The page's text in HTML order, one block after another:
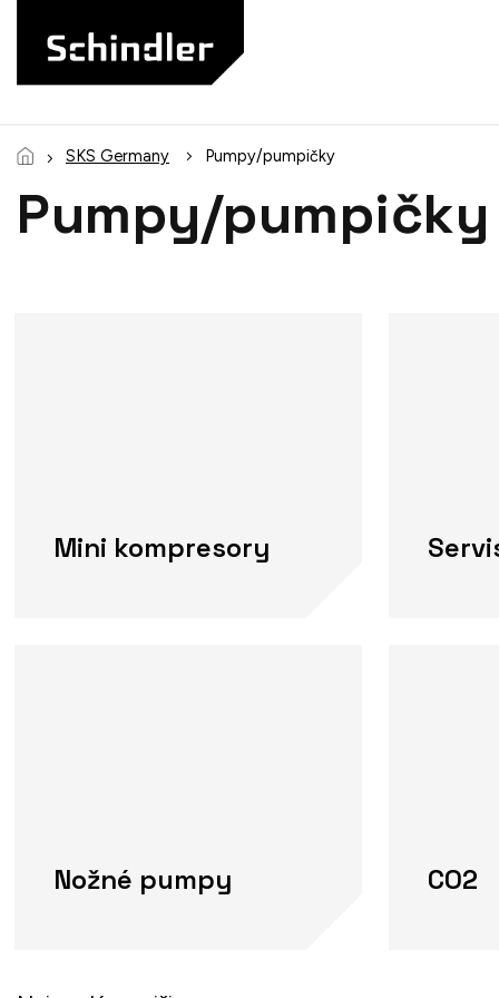
SKS Germany Pumpy/pumpičky
Pumpy/pumpičky
Mini kompresory
Nožné pumpy CO2